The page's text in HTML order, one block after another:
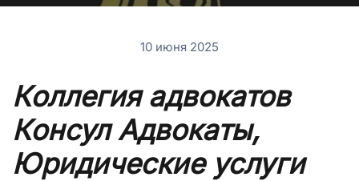
10 июня 2025
Коллегия адвокатов
Консул Адвокаты,
Юридические услуги